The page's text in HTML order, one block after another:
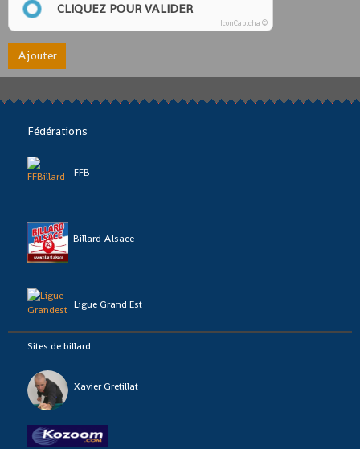
CLIQUEZ POUR VALIDER
IconCaptcha ©
Ajouter
Fédérations
FFB
Billard Alsace
Ligue Grand Est
Sites de billard
Xavier Gretillat